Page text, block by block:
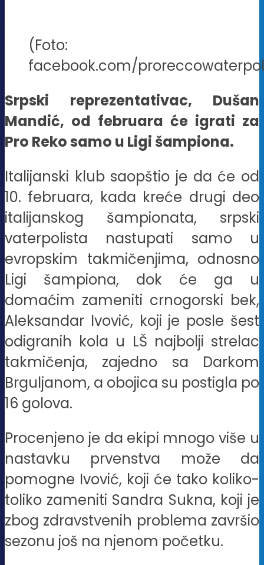
(Foto:
facebook.com/
Srpski reprezentativac, Dušan
Mandić, od februara će igrati za
Pro Reko samo u Ligi šampiona.
Italijanski klub saopštio je da će od
10. februara, kada kreće drugi deo
italijanskog šampionata, srpski
vaterpolista nastupati samo u
evropskim takmičenjima, odnosno
Ligi šampiona, dok će ga u
domaćim zameniti crnogorski bek,
Aleksandar Ivović, koji je posle šest
odigranih kola u LŠ najbolji strelac
takmičenja, zajedno sa Darkom
Brguljanom, a obojica su postigla po
16 golova.
Procenjeno je da ekipi mnogo više u
nastavku prvenstva može da
pomogne Ivović, koji će tako koliko-
toliko zameniti Sandra Sukna, koji je
zbog zdravstvenih problema završio
sezonu još na njenom početku.